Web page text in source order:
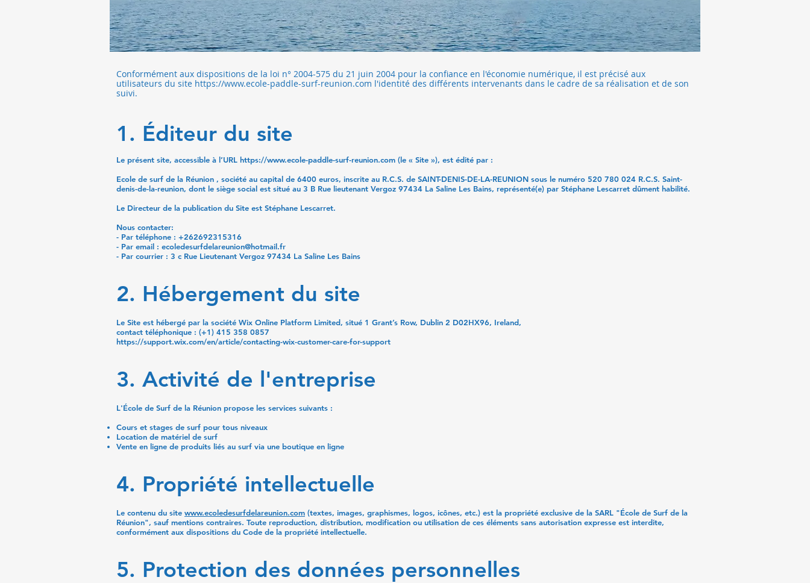
Conformément aux dispositions de la loi n° 2004-575 du 21 juin 2004 pour la confiance en l'économie numérique, il est précisé aux
utilisateurs du site https://www.ecole-paddle-surf-reunion.com l'identité des différents intervenants dans le cadre de sa réalisation et de son
suivi.
1. Éditeur du site
Le présent site, accessible à l’URL https://www.ecole-paddle-surf-reunion.com (le « Site »), est édité par :
Ecole de surf de la Réunion , société au capital de 6400 euros, inscrite au R.C.S. de SAINT-DENIS-DE-LA-REUNION sous le numéro 520 780 024 R.C.S. Saint-
denis-de-la-reunion, dont le siège social est situé au 3 B Rue lieutenant Vergoz 97434 La Saline Les Bains, représenté(e) par Stéphane Lescarret dûment habilité.
Le Directeur de la publication du Site est Stéphane Lescarret.
Nous contacter:
- Par téléphone : +262692315316
- Par email : ecoledesurfdelareunion@hotmail.fr
- Par courrier : 3 c Rue Lieutenant Vergoz 97434 La Saline Les Bains
2. Hébergement du site
Le Site est hébergé par la société Wix Online Platform Limited, situé 1 Grant’s Row, Dublin 2 D02HX96, Ireland,
contact téléphonique : (+1) 415 358 0857
https://support.wix.com/en/article/contacting-wix-customer-care-for-support
3. Activité de l'entreprise
L'École de Surf de la Réunion propose les services suivants :
Cours et stages de surf pour tous niveaux
Location de matériel de surf
Vente en ligne de produits liés au surf via une boutique en ligne
4. Propriété intellectuelle
Le contenu du site www.ecoledesurfdelareunion.com (textes, images, graphismes, logos, icônes, etc.) est la propriété exclusive de la SARL "École de Surf de la
Réunion", sauf mentions contraires. Toute reproduction, distribution, modification ou utilisation de ces éléments sans autorisation expresse est interdite,
conformément aux dispositions du Code de la propriété intellectuelle.
5. Protection des données personnelles